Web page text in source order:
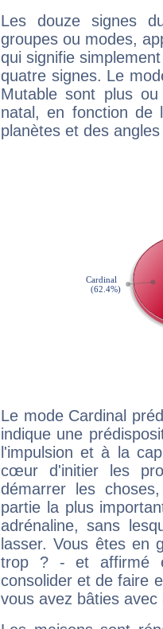
Les douze signes
groupes ou modes,
qui signifie
quatre signes. Le
Mutable sont plus
natal, en fonction de
planètes et des
Le mode Cardinal
indique une
l'impulsion et à la
cœur d'initier les
démarrer les
partie la plus
adrénaline, sans
lasser. Vous êtes en
trop ? - et affirmé
consolider et de faire
vous avez bâties avec